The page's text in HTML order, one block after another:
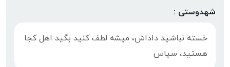
شهدوستی :
خسته نباشید داداش، میشه لطف کنید بگید اهل کجا
هستید، سپاس